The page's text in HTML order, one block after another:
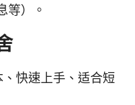
等）。
快速上手、适合短